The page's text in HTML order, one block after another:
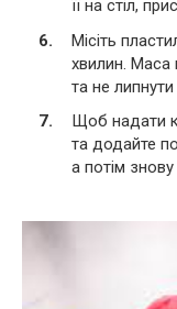
її на стіл,
Місіть
хвилин. Маса
та не липнути
Щоб надати
та додайте
а потім